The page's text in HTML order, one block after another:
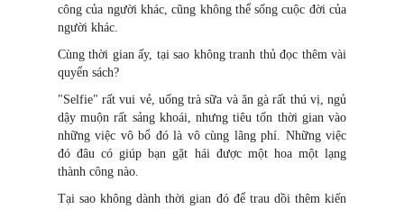
công của người khác, cũng không thể sống cuộc đời của
người khác.
Cùng thời gian ấy, tại sao không tranh thủ đọc thêm vài
quyển sách?
"Selfie" rất vui vẻ, uống trà sữa và ăn gà rất thú vị, ngủ
dậy muộn rất sảng khoái, nhưng tiêu tốn thời gian vào
những việc vô bổ đó là vô cùng lãng phí. Những việc
đó đâu có giúp bạn gặt hái được một hoa một lạng
thành công nào.
Tại sao không dành thời gian đó để trau dồi thêm kiến